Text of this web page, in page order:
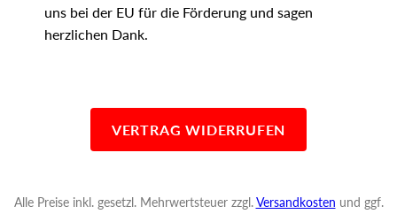
uns bei der EU für die Förderung und sagen
herzlichen Dank.
VERTRAG WIDERRUFEN
Alle Preise inkl. gesetzl. Mehrwertsteuer zzgl.Versandkosten und ggf.